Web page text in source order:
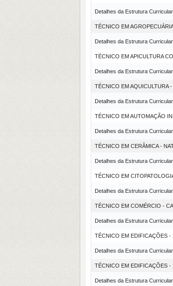
Detalhes da Estrutura
TÉCNICO EM
Detalhes da Estrutura
TÉCNICO EM APICULTURA
Detalhes da Estrutura
TÉCNICO EM AQUICULTURA
Detalhes da Estrutura
TÉCNICO EM AUTOMAÇÃO
Detalhes da Estrutura
TÉCNICO EM CERÂMICA -
Detalhes da Estrutura
TÉCNICO EM
Detalhes da Estrutura
TÉCNICO EM COMÉRCIO -
Detalhes da Estrutura
TÉCNICO EM EDIFICAÇÕES
Detalhes da Estrutura
TÉCNICO EM EDIFICAÇÕES
Detalhes da Estrutura